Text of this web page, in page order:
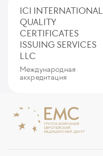
ICI INTERNATIONAL
QUALITY
CERTIFICATES
ISSUING SERVICES
LLC
Международная
аккредитация